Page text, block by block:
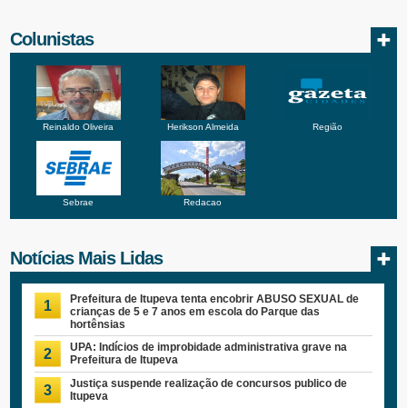
Colunistas
Reinaldo Oliveira Herikson Almeida Região
Sebrae Redacao
Notícias Mais Lidas
1
Prefeitura de Itupeva tenta encobrir ABUSO SEXUAL de
crianças de 5 e 7 anos em escola do Parque das
hortênsias
2
UPA: Indícios de improbidade administrativa grave na
Prefeitura de Itupeva
3
Justiça suspende realização de concursos publico de
Itupeva